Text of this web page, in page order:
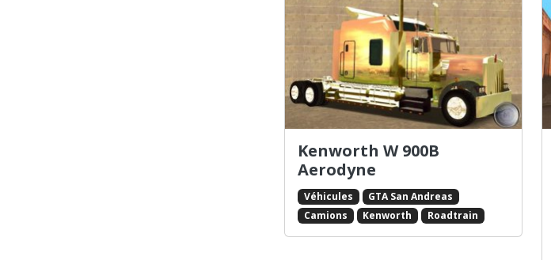
Kenworth W 900B
Aerodyne
Véhicules
GTA San Andreas
Camions
Kenworth Roadtrain